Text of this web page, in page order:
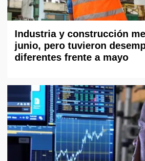
Industria y construcción
junio, pero tuvieron
diferentes frente a mayo